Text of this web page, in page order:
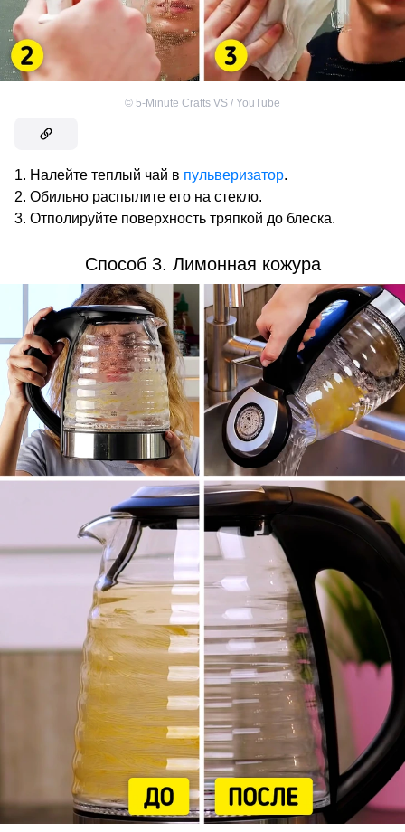
© 5-Minute Crafts VS / YouTube
Налейте теплый чай в пульверизатор.
Обильно распылите его на стекло.
Отполируйте поверхность тряпкой до блеска.
Способ 3. Лимонная кожура